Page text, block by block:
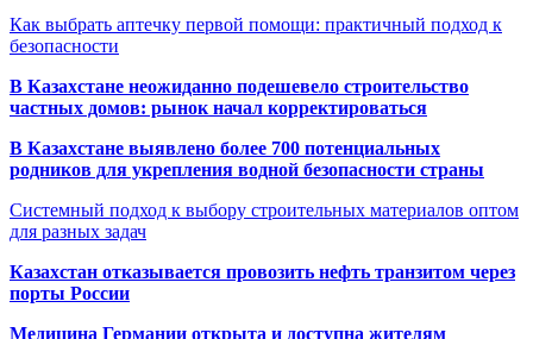
Как выбрать аптечку первой помощи: практичный подход к
безопасности
В Казахстане неожиданно подешевело строительство
частных домов: рынок начал корректироваться
В Казахстане выявлено более 700 потенциальных
родников для укрепления водной безопасности страны
Системный подход к выбору строительных материалов оптом
для разных задач
Казахстан отказывается провозить нефть транзитом через
порты России
Медицина Германии открыта и доступна жителям